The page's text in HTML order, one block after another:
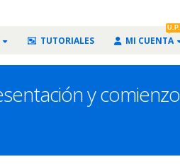
TUTORIALES MI CUENTA
U.P.
y comienzo